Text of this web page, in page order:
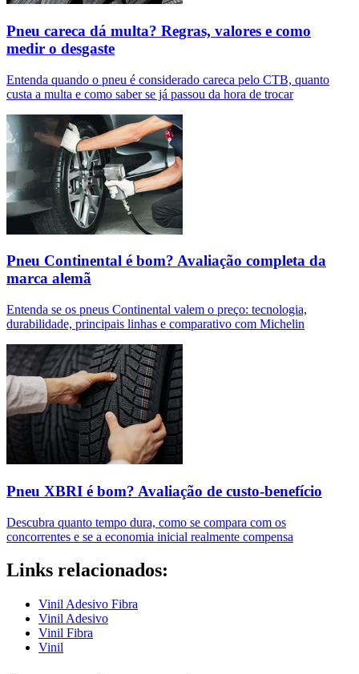
Pneu careca dá multa? Regras, valores e como
medir o desgaste
Entenda quando o pneu é considerado careca pelo CTB, quanto
custa a multa e como saber se já passou da hora de trocar
Pneu Continental é bom? Avaliação completa da
marca alemã
Entenda se os pneus Continental valem o preço: tecnologia,
durabilidade, principais linhas e comparativo com Michelin
Pneu XBRI é bom? Avaliação de custo-benefício
Descubra quanto tempo dura, como se compara com os
concorrentes e se a economia inicial realmente compensa
Links relacionados:
Vinil Adesivo Fibra
Vinil Adesivo
Vinil Fibra
Vinil